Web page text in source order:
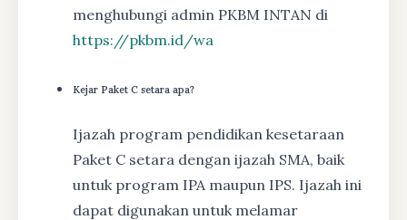
menghubungi admin PKBM INTAN di
https://pkbm.id/wa
Kejar Paket C setara apa?
Ijazah program pendidikan kesetaraan
Paket C setara dengan ijazah SMA, baik
untuk program IPA maupun IPS. Ijazah ini
dapat digunakan untuk melamar